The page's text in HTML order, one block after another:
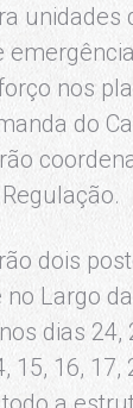
unidades
nos
do
dois
Largo
dias 24,
15, 16, 17,